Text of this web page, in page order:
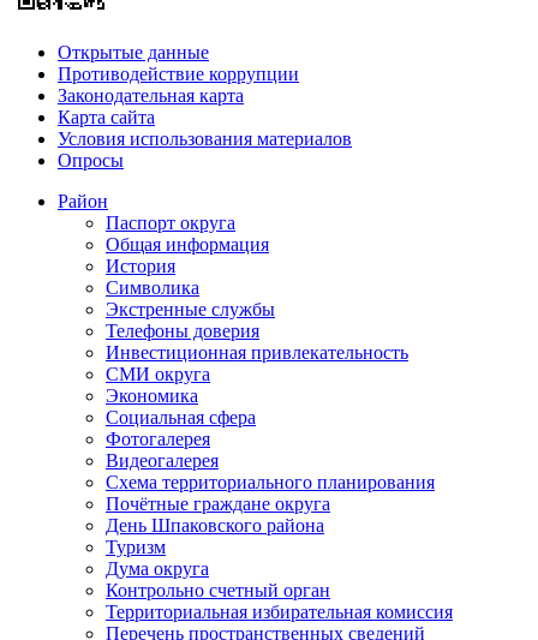
Открытые данные
Противодействие коррупции
Законодательная карта
Карта сайта
Условия использования материалов
Опросы
Район
Паспорт округа
Общая информация
История
Символика
Экстренные службы
Телефоны доверия
Инвестиционная привлекательность
СМИ округа
Экономика
Социальная сфера
Фотогалерея
Видеогалерея
Схема территориального планирования
Почётные граждане округа
День Шпаковского района
Туризм
Дума округа
Контрольно счетный орган
Территориальная избирательная комиссия
Перечень пространственных сведений